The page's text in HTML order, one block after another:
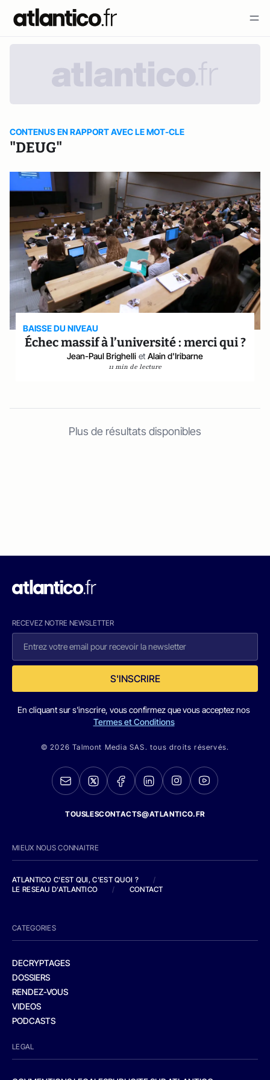
CONTENUS EN RAPPORT AVEC LE MOT-CLE
"DEUG"
BAISSE DU NIVEAU
Échec massif à l’université : merci qui ?
Jean-Paul Brighelli et Alain d'Iribarne
11 min de lecture
Plus de résultats disponibles
RECEVEZ NOTRE NEWSLETTER
S'INSCRIRE
En cliquant sur s'inscrire, vous confirmez que vous acceptez nos
Termes et Conditions
© 2026 Talmont Media SAS. tous droits réservés.
TOUSLESCONTACTS@ATLANTICO.FR
MIEUX NOUS CONNAITRE
ATLANTICO C'EST QUI, C'EST QUOI ?
/
LE RESEAU D'ATLANTICO
/ CONTACT
CATEGORIES
DECRYPTAGES
DOSSIERS
RENDEZ-VOUS
VIDEOS
PODCASTS
LEGAL